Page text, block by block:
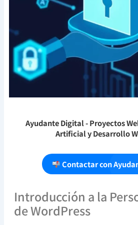
Ayudante Digital- Proyectos
Artificial y Desarrollo
Contactar con
Introducción a la
de WordPress